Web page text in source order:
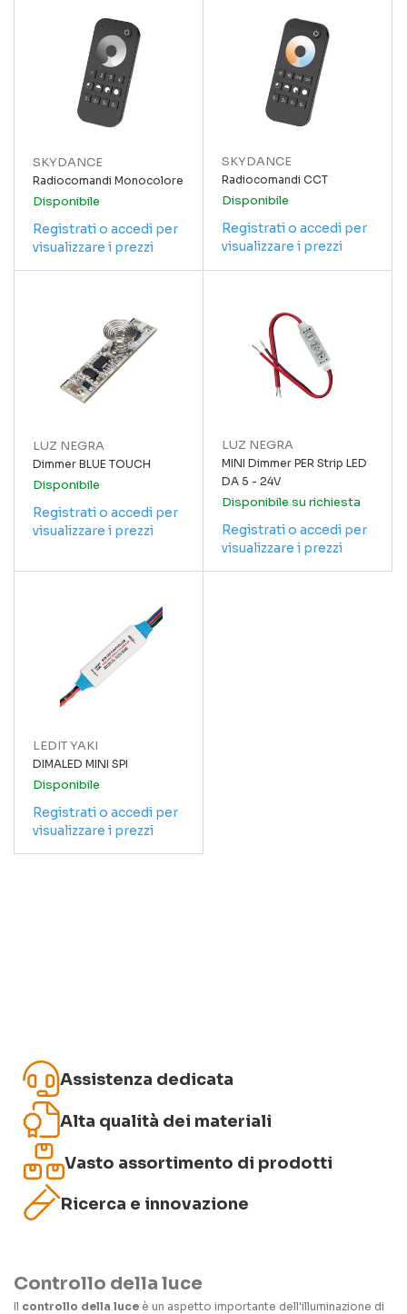
SKYDANCE
Radiocomandi Monocolore
Disponibile
Registrati o accedi per
visualizzare i prezzi
SKYDANCE
Radiocomandi CCT
Disponibile
Registrati o accedi per
visualizzare i prezzi
LUZ NEGRA
Dimmer BLUE TOUCH
Disponibile
Registrati o accedi per
visualizzare i prezzi
LUZ NEGRA
MINI Dimmer PER Strip LED
DA 5 - 24V
Disponibile su richiesta
Registrati o accedi per
visualizzare i prezzi
LEDIT YAKI
DIMALED MINI SPI
Disponibile
Registrati o accedi per
visualizzare i prezzi
Assistenza dedicata
Alta qualità dei materiali
Vasto assortimento di prodotti
Ricerca e innovazione
Controllo della luce
Il controllo della luce è un aspetto importante dell'illuminazione di